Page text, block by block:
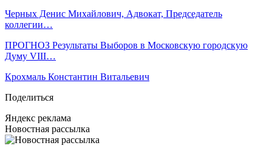
Черных Денис Михайлович, Адвокат, Председатель
коллегии…
ПРОГНОЗ Результаты Выборов в Московскую городскую
Думу VIII…
Крохмаль Константин Витальевич
Поделиться
Яндекс реклама
Новостная рассылка